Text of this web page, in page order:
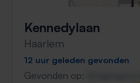
Kennedylaan
Haarlem
12 uur geleden gevonden
Gevonden op: